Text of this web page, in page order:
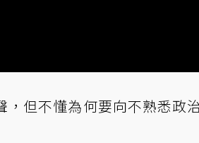
但不懂為何要向不熟悉政